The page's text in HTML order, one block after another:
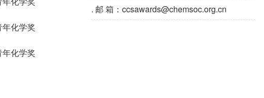
化学奖
化学奖
. 邮 箱：ccsawards@chemsoc.org.cn